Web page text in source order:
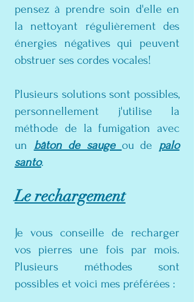
pensez à prendre soin d'elle en
la nettoyant régulièrement des
énergies négatives qui peuvent
obstruer ses cordes vocales!
Plusieurs solutions sont possibles,
personnellement j'utilise la
méthode de la fumigation avec
un bâton de sauge ou de palo
santo.
Le rechargement
Je vous conseille de recharger
vos pierres une fois par mois.
Plusieurs méthodes sont
possibles et voici mes préférées :